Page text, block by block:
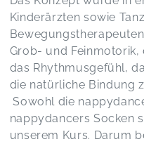
Kinderärzten sowie
Grob- und
das Rhythmusgefühl,
die natürliche Bindung
Sowohl die
nappydancers Socken
unserem Kurs. Darum